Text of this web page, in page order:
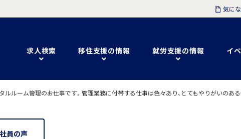
求人検索 移住支援の情報 就労支援の情報 イ
気に
ルーム管理のお仕事です。管理業務に付帯する仕事は色々あり、とてもやりがいのある
社員の声